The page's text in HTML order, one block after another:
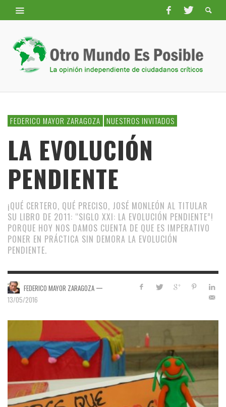
FEDERICO MAYOR ZARAGOZA NUESTROS INVITADOS
LA EVOLUCIÓN
PENDIENTE
¡QUÉ CERTERO, QUÉ PRECISO, JOSÉ MONLEÓN AL TITULAR
SU LIBRO DE 2011: “SIGLO XXI: LA EVOLUCIÓN PENDIENTE”!
PORQUE HOY NOS DAMOS CUENTA DE QUE ES IMPERATIVO
PONER EN PRÁCTICA SIN DEMORA LA EVOLUCIÓN
PENDIENTE.
FEDERICO MAYOR ZARAGOZA —
13/05/2016